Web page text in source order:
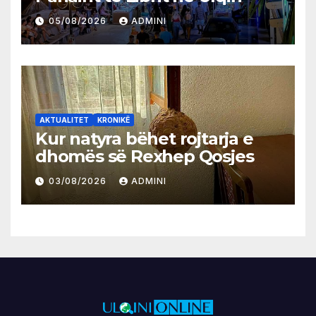
05/08/2026 ADMINI
AKTUALITET KRONIKË
Kur natyra bëhet rojtarja e
dhomës së Rexhep Qosjes
03/08/2026 ADMINI